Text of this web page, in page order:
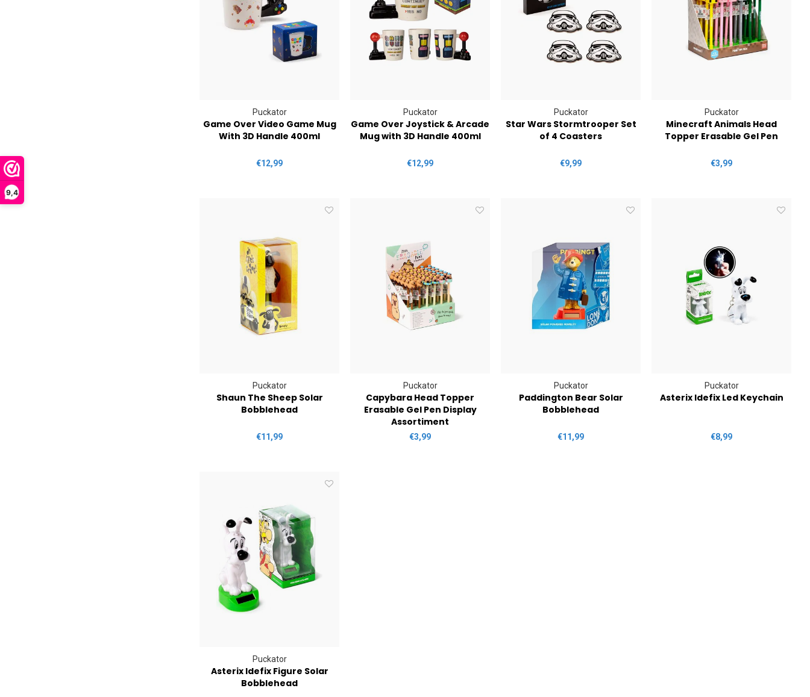
9,4
Puckator
Game Over Video Game Mug
With 3D Handle 400ml
€12,99
Puckator
Game Over Joystick & Arcade
Mug with 3D Handle 400ml
€12,99
Puckator
Star Wars Stormtrooper Set
of 4 Coasters
€9,99
Puckator
Minecraft Animals Head
Topper Erasable Gel Pen
€3,99
Puckator
Shaun The Sheep Solar
Bobblehead
€11,99
Puckator
Capybara Head Topper
Erasable Gel Pen Display
Assortiment
€3,99
Puckator
Paddington Bear Solar
Bobblehead
€11,99
Puckator
Asterix Idefix Led Keychain
€8,99
Puckator
Asterix Idefix Figure Solar
Bobblehead